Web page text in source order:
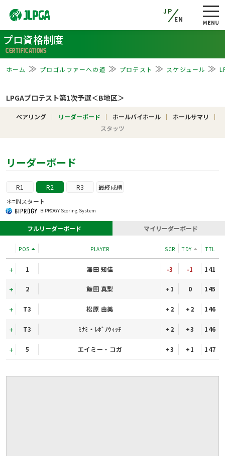
JP
EN
プロ資格制度
CERTIFICATIONS
ホーム プロゴルファーへの道 プロテスト スケジュール
LPGAプロテスト第1次予選＜B地区＞
ペアリング リーダーボード ホールバイホール
ホールサマリ
スタッツ
リーダーボード
R1 R2 R3 最終成績
BIPROGY Scoring System
＊=INスタート
フルリーダーボード マイリーダーボード
POS PLAYER SCR TDY TTL
1 澤田 知佳 -3 -1 141
2 飯田 真梨 +1 0 145
T3 松原 由美 +2 +2 146
T3 ﾐﾅﾐ・ﾚﾎﾞﾉｳｨｯﾁ +2 +3 146
5 エイミー・コガ +3 +1 147